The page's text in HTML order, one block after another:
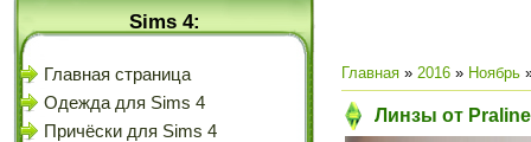
Sims 4:
Главная страница
Одежда для Sims 4
Причёски для Sims 4
Главная » 2016 » Ноябрь
Линзы от